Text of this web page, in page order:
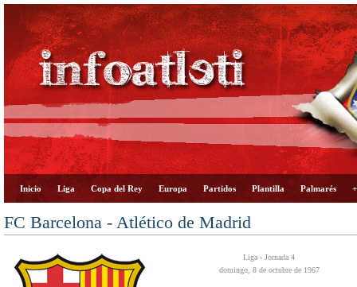
Inicio Liga Copa del Rey Europa Partidos Plantilla Palmarés
FC Barcelona - Atlético de Madrid
Liga - Jornada 4
domingo, 8 de octubre de 1967